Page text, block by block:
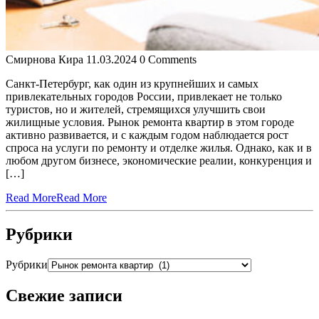
Смирнова Кира 11.03.2024 0 Comments
Санкт-Петербург, как один из крупнейших и самых
привлекательных городов России, привлекает не только
туристов, но и жителей, стремящихся улучшить свои
жилищные условия. Рынок ремонта квартир в этом городе
активно развивается, и с каждым годом наблюдается рост
спроса на услуги по ремонту и отделке жилья. Однако, как и в
любом другом бизнесе, экономические реалии, конкуренция и
[…]
Read MoreRead More
Рубрики
Рубрики
Свежие записи